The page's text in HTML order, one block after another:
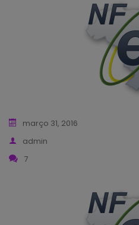
março 31, 2016
admin
7